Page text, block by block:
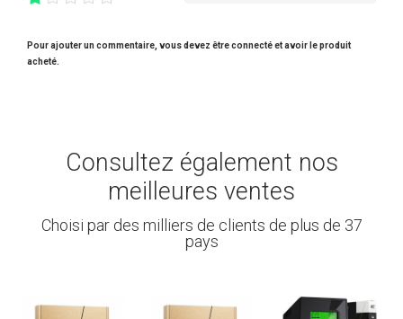
Pour ajouter un commentaire, vous devez être connecté et avoir le produit
acheté.
Consultez également nos
meilleures ventes
Choisi par des milliers de clients de plus de 37
pays